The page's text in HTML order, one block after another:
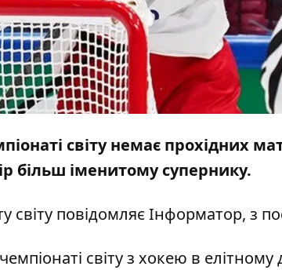
світу немає прохідних
більш іменитому супернику.
світу повідомляє Інформатор, з
світу з хокею в елітному